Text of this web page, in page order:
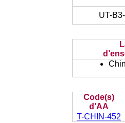
UT-
Code(s)
d’AA
T-CHIN-452